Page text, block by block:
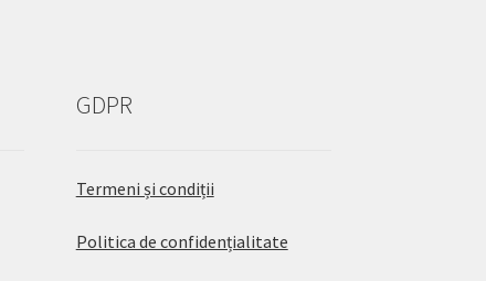
GDPR
Termeni și condiții
Politica de confidențialitate